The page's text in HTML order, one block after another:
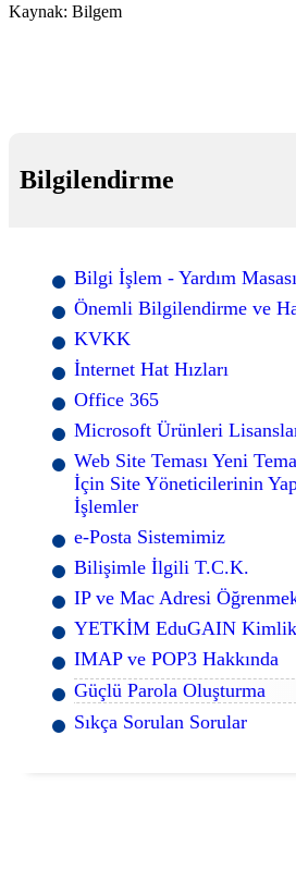
Kaynak: Bilgem
Bilgilendirme
Bilgi İşlem - Yardım Masası
Önemli Bilgilendirme ve
KVKK
İnternet Hat Hızları
Office 365
Microsoft Ürünleri
Web Site Teması Yeni
İçin Site Yöneticilerinin
İşlemler
e-Posta Sistemimiz
Bilişimle İlgili T.C.K.
IP ve Mac Adresi
YETKİM EduGAIN Kimlik
IMAP ve POP3 Hakkında
Güçlü Parola Oluşturma
Sıkça Sorulan Sorular